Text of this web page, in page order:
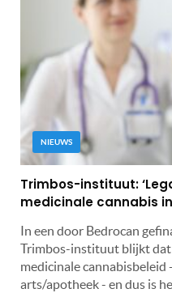
NIEUWS
Trimbos-instituut:
medicinale cannabis
In een door Bedrocan
Trimbos-instituut blijkt dat
medicinale
arts/apotheek - en dus is